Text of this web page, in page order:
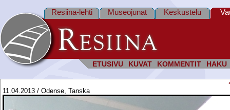
ETUSIVU KUVAT KOMMENTIT HAKU
Resiina-lehti Museojunat Keskustelu
11.04.2013 / Odense, Tanska